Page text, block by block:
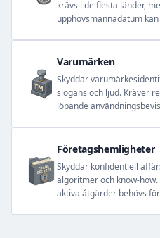
krävs i de flesta länder,
upphovsmannadatum
Varumärken
Skyddar
slogans och ljud. Kräver
löpande
Företagshemligheter
Skyddar konfidentiell
algoritmer och know-
aktiva åtgärder behövs